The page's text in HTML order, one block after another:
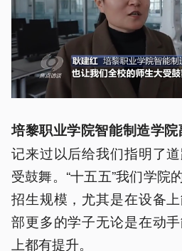
培黎职业学院智能制造学
记来过以后给我们指明了
受鼓舞。“十五五”我们学院
招生规模，尤其是在设备
部更多的学子无论是在动
上都有提升。